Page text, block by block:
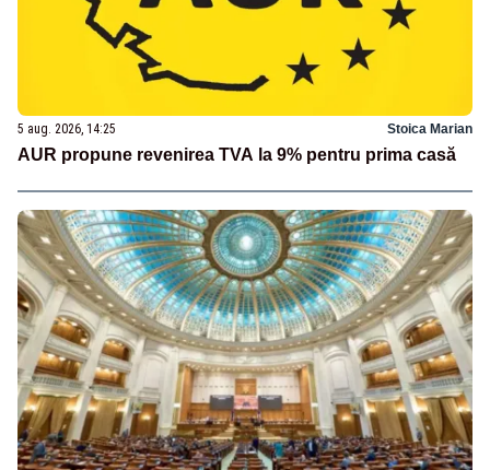
5 aug. 2026, 14:25 Stoica Marian
AUR propune revenirea TVA la 9% pentru prima casă